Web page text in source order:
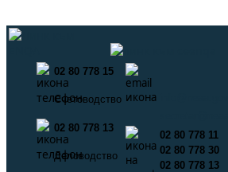
02 80 778 15
Счетоводство
02 80 778 13
Деловодство
02 80 778 11
02 80 778 30
02 80 778 13